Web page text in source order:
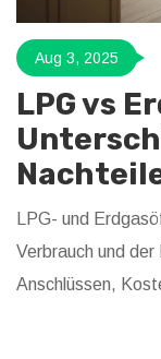
Aug 3, 2025
LPG vs
LPG- und
Verbrauch und
Anschlüssen,